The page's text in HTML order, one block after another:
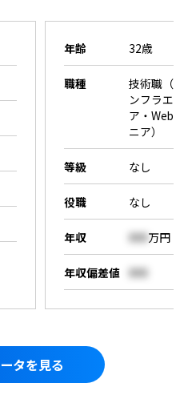
年齢 32歳
職種
技術職（SE
ンフラエン
ア・Webエ
ニア）
等級 なし
役職 なし
年収 000万円
年収偏差値 000
タを見る